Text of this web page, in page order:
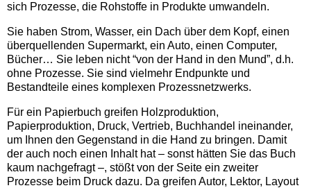
sich Prozesse, die Rohstoffe in Produkte umwandeln.
Sie haben Strom, Wasser, ein Dach über dem Kopf, einen
überquellenden Supermarkt, ein Auto, einen Computer,
Bücher… Sie leben nicht “von der Hand in den Mund”, d.h.
ohne Prozesse. Sie sind vielmehr Endpunkte und
Bestandteile eines komplexen Prozessnetzwerks.
Für ein Papierbuch greifen Holzproduktion,
Papierproduktion, Druck, Vertrieb, Buchhandel ineinander,
um Ihnen den Gegenstand in die Hand zu bringen. Damit
der auch noch einen Inhalt hat – sonst hätten Sie das Buch
kaum nachgefragt –, stößt von der Seite ein zweiter
Prozesse beim Druck dazu. Da greifen Autor, Lektor, Layout